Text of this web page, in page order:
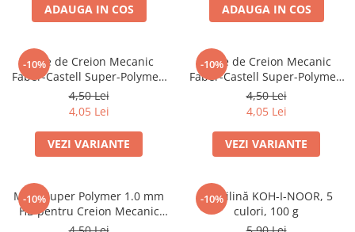
Culori acrilice
Pensule
Plastilină
Tempera și Guașe
Tăiere și lipire
Foarfeci
Lipici
ADAUGA IN COS ADAUGA IN COS
-10%
Mine de Creion Mecanic
Faber-Castell Super-Polymer,
0,5 mm, HB/B, 12 Bucăți
4,50 Lei
4,05 Lei
VEZI VARIANTE
-10%
Mine de Creion Mecanic
Faber-Castell Super-Polymer,
0,7 mm, HB/B, 12 Bucăți
4,50 Lei
4,05 Lei
VEZI VARIANTE
-10%
Mine Super Polymer 1.0 mm
HB pentru Creion Mecanic
Faber-Castell
-10%
Plastilină KOH-I-NOOR, 5
culori, 100 g